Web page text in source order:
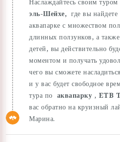
эль-Шейхе, где вы
аквапарке с множеством
длинных ползунков, а
детей, вы действительно
моментом и получать
чего вы сможете
и у вас будет свободное
тура по аквапарку , ETB
вас обратно на круизный
Марина.